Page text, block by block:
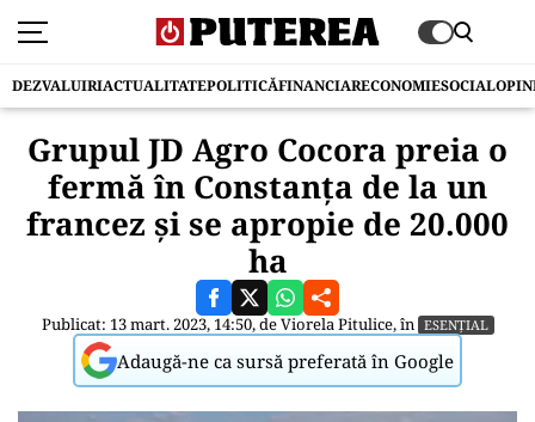
DEZVALUIRIACTUALITATEPOLITICĂFINANCIARECONOMIESOCIAL
Grupul JD Agro Cocora preia o
fermă în Constanța de la un
francez și se apropie de 20.000
ha
Publicat: 13 mart. 2023, 14:50, deViorela Pitulice, în ESENȚIAL
Adaugă-ne ca sursă preferată în Google